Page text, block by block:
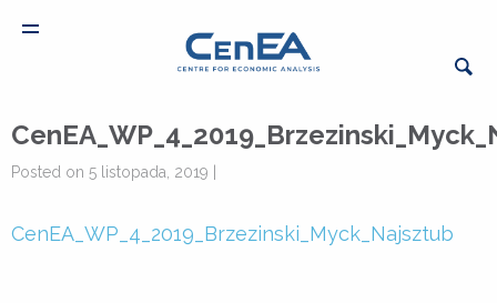
Posted on 5 listopada, 2019 |
CenEA_WP_4_2019_Brzezinski_Myck_Najsztub